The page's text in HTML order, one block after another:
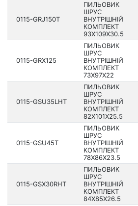
0115-GRJ150T
ПИЛЬОВИК
ШРУС
ВНУТРІШНІЙ
КОМПЛЕКТ
93X109X30.5
0115-GRX125
ПИЛЬОВИК
ШРУС
ВНУТРІШНІЙ
КОМПЛЕКТ
73X97X22
0115-GSU35LHT
ПИЛЬОВИК
ШРУС
ВНУТРІШНІЙ
КОМПЛЕКТ
82X101X25.5
0115-GSU45T
ПИЛЬОВИК
ШРУС
ВНУТРІШНІЙ
КОМПЛЕКТ
78X86X23.5
0115-GSX30RHT
ПИЛЬОВИК
ШРУС
ВНУТРІШНІЙ
КОМПЛЕКТ
84X85X26.5